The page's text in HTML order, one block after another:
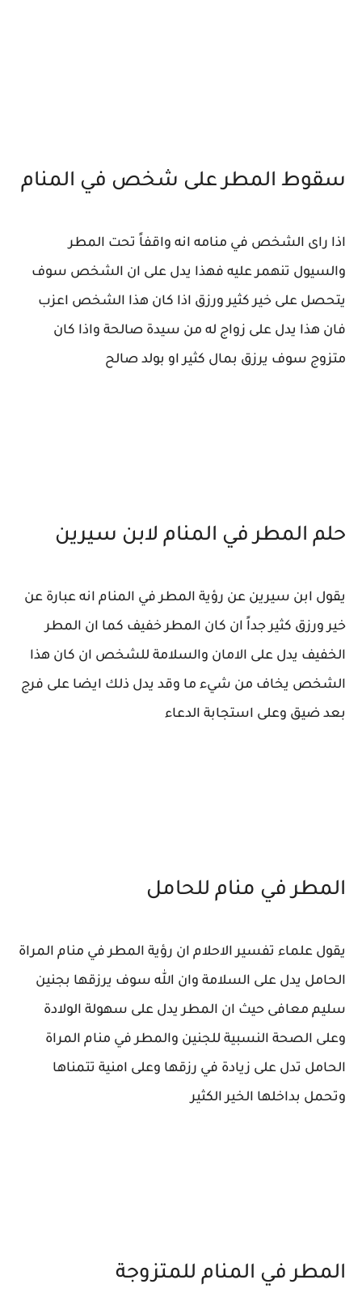
سقوط المطر على شخص في المنام
اذا راى الشخص في منامه انه واقفاً تحت المطر
والسيول تنهمر عليه فهذا يدل على ان الشخص سوف
يتحصل على خير كثير ورزق اذا كان هذا الشخص اعزب
فان هذا يدل على زواج له من سيدة صالحة واذا كان
متزوج سوف يرزق بمال كثير او بولد صالح
حلم المطر في المنام لابن سيرين
يقول ابن سيرين عن رؤية المطر في المنام انه عبارة عن
خير ورزق كثير جداً ان كان المطر خفيف كما ان المطر
الخفيف يدل على الامان والسلامة للشخص ان كان هذا
الشخص يخاف من شيء ما وقد يدل ذلك ايضا على فرج
بعد ضيق وعلى استجابة الدعاء
المطر في منام للحامل
يقول علماء تفسير الاحلام ان رؤية المطر في منام المراة
الحامل يدل على السلامة وان الله سوف يرزقها بجنين
سليم معافى حيث ان المطر يدل على سهولة الولادة
وعلى الصحة النسبية للجنين والمطر في منام المراة
الحامل تدل على زيادة في رزقها وعلى امنية تتمناها
وتحمل بداخلها الخير الكثير
المطر في المنام للمتزوجة